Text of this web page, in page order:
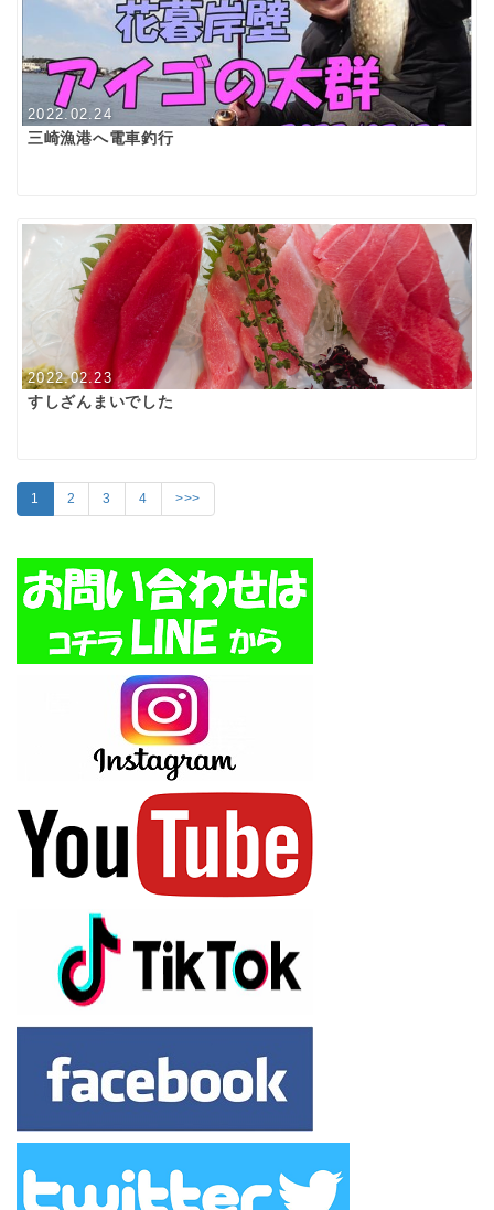
2022.02.24
三崎漁港へ電車釣行
2022.02.23
すしざんまいでした
1 2 3 4 >>>